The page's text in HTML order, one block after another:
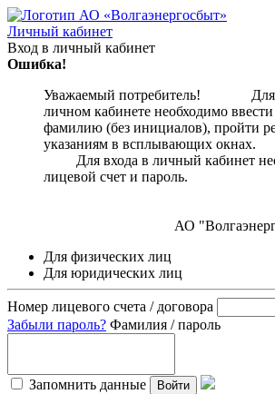
Личный кабинет
Вход в личный кабинет
Ошибка!
Уважаемый потребитель! Для
личном кабинете необходимо
фамилию (без инициалов), пройти
указаниям в
Для входа в личный кабинет
лицевой счет
АО
Для физических лиц
Для юридических лиц
Номер лицевого счета / договора
Забыли пароль? Фамилия / пароль
Запомнить данные Войти